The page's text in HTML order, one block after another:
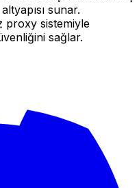
sunar.
proxy sistemiyle
sağlar.